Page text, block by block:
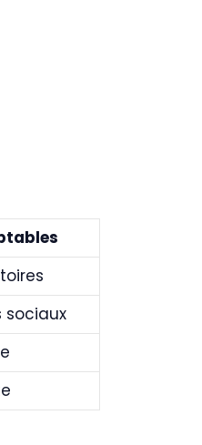
sociaux